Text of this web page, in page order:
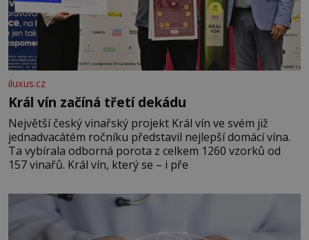
iluxus.cz
Král vín začíná třetí dekádu
Největší český vinařský projekt Král vín ve svém již
jednadvacátém ročníku představil nejlepší domácí vína.
Ta vybírala odborná porota z celkem 1260 vzorků od
157 vinařů. Král vín, který se – i pře